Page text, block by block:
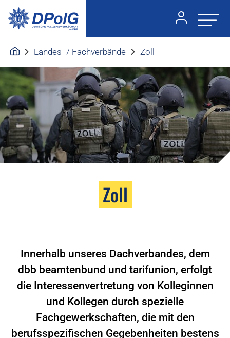
Landes- / Fachverbände Zoll
Zoll
Innerhalb unseres Dachverbandes, dem
dbb beamtenbund und tarifunion, erfolgt
die Interessenvertretung von Kolleginnen
und Kollegen durch spezielle
Fachgewerkschaften, die mit den
berufsspezifischen Gegebenheiten bestens